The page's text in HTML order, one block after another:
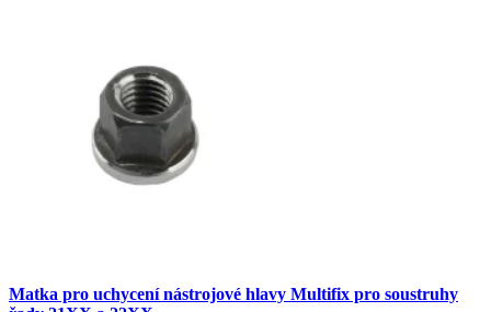
Matka pro uchycení nástrojové hlavy Multifix pro soustruhy